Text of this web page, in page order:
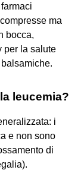
ma
bocca,
per la salute
leucemia?
i
e non sono
di